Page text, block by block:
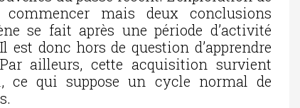
mais deux conclusions
se fait après une période d’activité
est donc hors de question d’apprendre
ailleurs, cette acquisition survient
ce qui suppose un cycle normal de